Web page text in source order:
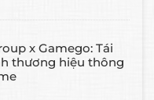
x Gamego: Tái
thương hiệu thông